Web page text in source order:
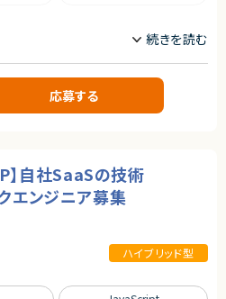
・設計レビューに関与でき、上流志向の
、テックリード／テクニカルディレクタ
またはリードエンジニアとしての牽引経
サルティング実務経験（事業会社/SIer/フ
装・評価スキル
テーション能力（Outcomeを重視した記
業経験
進経験
装知見
する企業です。
性・パフォーマンス改善含む）
ラモダナイズ対応
携したアーキテクチャ改善支援
運用自動化
の導入検討）
用効率化の推進
応募する
自社SaaSの技術
エンジニア募集
ハイブリッド型